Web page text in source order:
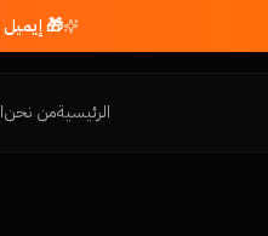
🎁
الرئيسيةمن نحن